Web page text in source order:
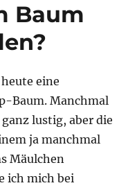
Baum
eine
Baum. Manchmal
lustig, aber die
ja manchmal
Mäulchen
ich mich bei